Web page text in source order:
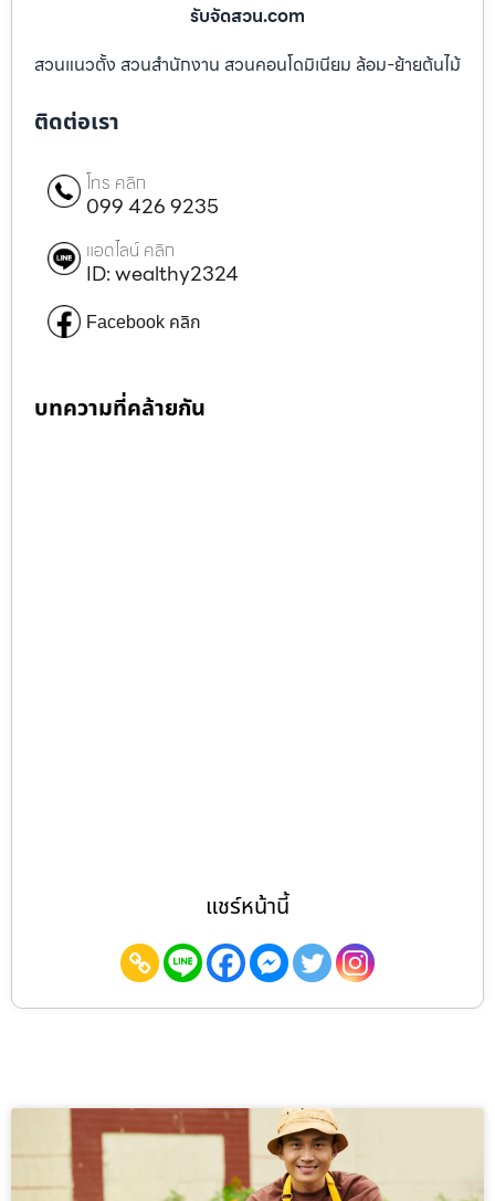
รับจัดสวน.com
สวนแนวตั้ง สวนสำนักงาน สวนคอนโดมิเนียม ล้อม-ย้ายต้นไม้
ติดต่อเรา
โทร คลิก
099 426 9235
แอดไลน์ คลิก
ID: wealthy2324
Facebook คลิก
บทความที่คล้ายกัน
แชร์หน้านี้